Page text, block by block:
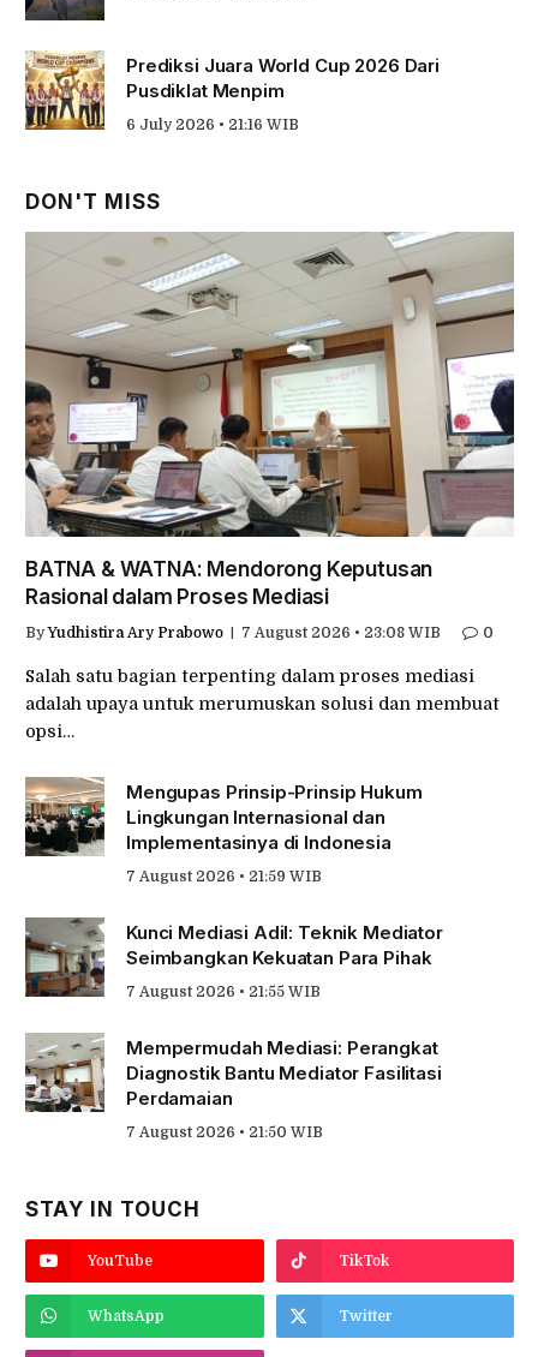
Prediksi Juara World Cup 2026 Dari
Pusdiklat Menpim
6 July 2026 • 21:16 WIB
DON'T MISS
BATNA & WATNA: Mendorong Keputusan
Rasional dalam Proses Mediasi
By Yudhistira Ary Prabowo 7 August 2026 • 23:08 WIB 0
Salah satu bagian terpenting dalam proses mediasi
adalah upaya untuk merumuskan solusi dan membuat
opsi…
Mengupas Prinsip-Prinsip Hukum
Lingkungan Internasional dan
Implementasinya di Indonesia
7 August 2026 • 21:59 WIB
Kunci Mediasi Adil: Teknik Mediator
Seimbangkan Kekuatan Para Pihak
7 August 2026 • 21:55 WIB
Mempermudah Mediasi: Perangkat
Diagnostik Bantu Mediator Fasilitasi
Perdamaian
7 August 2026 • 21:50 WIB
STAY IN TOUCH
YouTube TikTok
WhatsApp Twitter